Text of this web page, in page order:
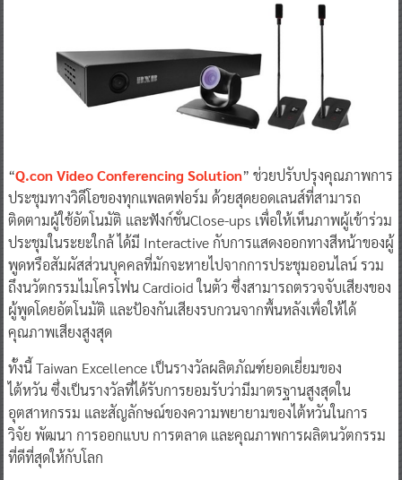
“Q.conVideo Conferencing Solution” ช่วยปรับปรุงคุณภาพการ
ประชุมทางวิดีโอของทุกแพลตฟอร์ม ด้วยสุดยอดเลนส์ที่สามารถ
ติดตามผู้ใช้อัตโนมัติ และฟังก์ชั่นClose-ups เพื่อให้เห็นภาพผู้เข้าร่วม
ประชุมในระยะใกล้ ได้มี Interactive กับการแสดงออกทางสีหน้าของผู้
พูดหรือสัมผัสส่วนบุคคลที่มักจะหายไปจากการประชุมออนไลน์ รวม
ถึงนวัตกรรมไมโครโฟน Cardioid ในตัว ซึ่งสามารถตรวจจับเสียงของ
ผู้พูดโดยอัตโนมัติ และป้องกันเสียงรบกวนจากพื้นหลังเพื่อให้ได้
คุณภาพเสียงสูงสุด
ทั้งนี้ Taiwan Excellence เป็นรางวัลผลิตภัณฑ์ยอดเยี่ยมของ
ไต้หวัน ซึ่งเป็นรางวัลที่ได้รับการยอมรับว่ามีมาตรฐานสูงสุดใน
อุตสาหกรรม และสัญลักษณ์ของความพยายามของไต้หวันในการ
วิจัย พัฒนา การออกแบบ การตลาด และคุณภาพการผลิตนวัตกรรม
ที่ดีที่สุดให้กับโลก